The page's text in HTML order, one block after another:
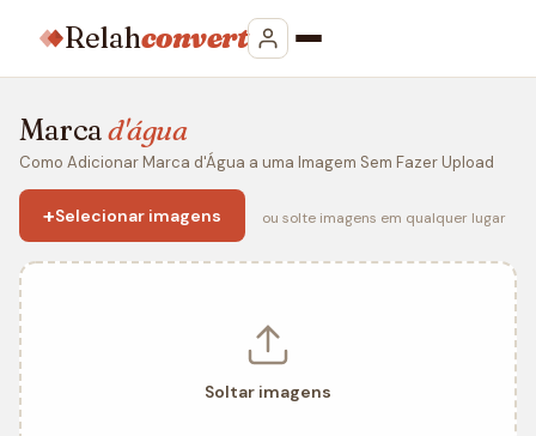
Relahconvert
Marcad'água
Como Adicionar Marca d'Água a uma Imagem Sem Fazer Upload
+Selecionar imagens ou solte imagens em qualquer lugar
Soltar imagens